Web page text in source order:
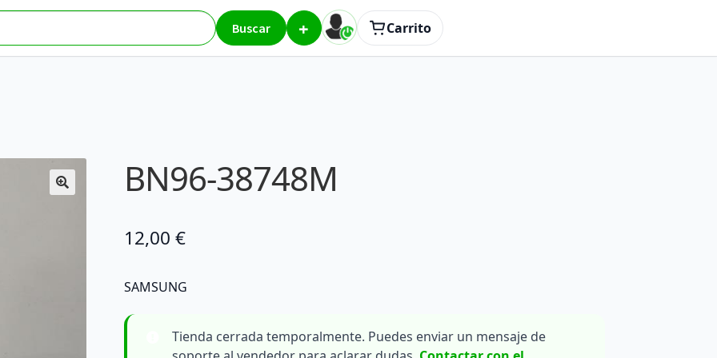
Buscar + Carrito
BN96-38748M
12,00 €
SAMSUNG
Tienda cerrada temporalmente. Puedes enviar un mensaje de